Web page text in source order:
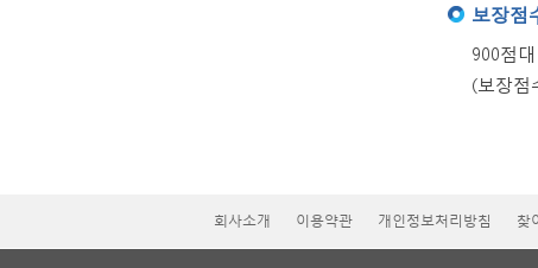
보장점
900점
(보장점
회사소개 이용약관 개인정보처리방침 찾